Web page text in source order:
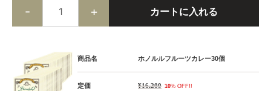
商品名 ホノルルフルーツカレー30個
定価 ¥16,200 10% OFF!!